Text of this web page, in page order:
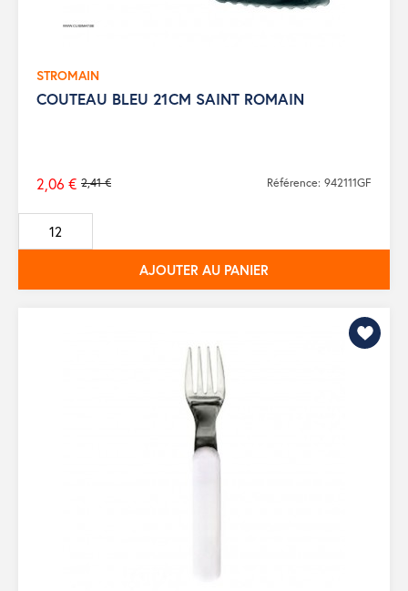
STROMAIN
COUTEAU BLEU 21CM SAINT ROMAIN
Prix
de
base
2,41 €
2,06 € Référence: 942111GF
AJOUTER AU PANIER